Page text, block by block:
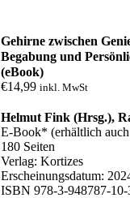
Gehirne zwischen
Begabung und
(eBook)
€14,99 inkl. MwSt
Helmut Fink (Hrsg.),
E-Book* (erhältlich
180 Seiten
Verlag: Kortizes
Erscheinungsdatum:
ISBN 978-3-948787-10-